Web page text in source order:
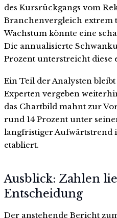
des Kursrückgangs vom
Branchenvergleich extrem
Wachstum könnte eine
Die annualisierte
Prozent unterstreicht diese
Ein Teil der Analysten
Experten vergeben
das Chartbild mahnt zur
rund 14 Prozent unter
langfristiger Aufwärtstrend
etabliert.
Ausblick: Zahlen
Entscheidung
Der anstehende Bericht